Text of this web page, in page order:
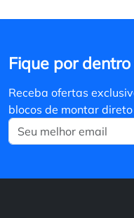
Fique por
Receba ofertas
blocos de montar